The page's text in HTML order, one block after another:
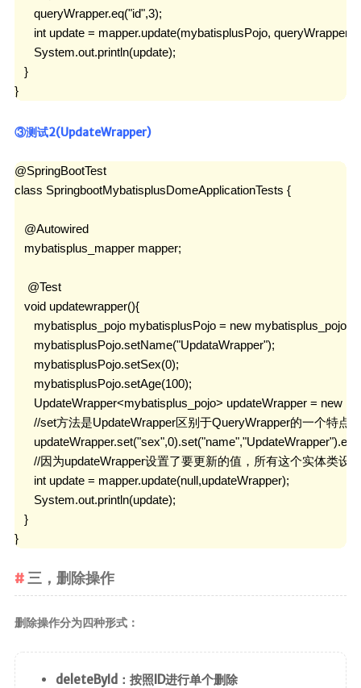
      queryWrapper.eq("id",3);
      int update = mapper.update(mybatisplusPojo, queryWrapper);
      System.out.println(update);
   }
}
③测试2(UpdateWrapper)
@SpringBootTest
class SpringbootMybatisplusDomeApplicationTests {
   @Autowired
   mybatisplus_mapper mapper;
    @Test
   void updatewrapper(){
      mybatisplus_pojo mybatisplusPojo = new mybatisplus_pojo();
      mybatisplusPojo.setName("UpdataWrapper");
      mybatisplusPojo.setSex(0);
      mybatisplusPojo.setAge(100);
UpdateWrapper<mybatisplus_pojo> updateWrapper = new
//set方法是UpdateWrapper区别于QueryWrapper的一个特
//因为updateWrapper设置了要更新的值，所有这个实体类设
      int update = mapper.update(null,updateWrapper);
      System.out.println(update);
   }
}
三，删除操作
删除操作分为四种形式：
deleteById：按照ID进行单个删除